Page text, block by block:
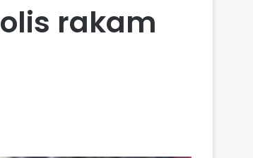
rakam